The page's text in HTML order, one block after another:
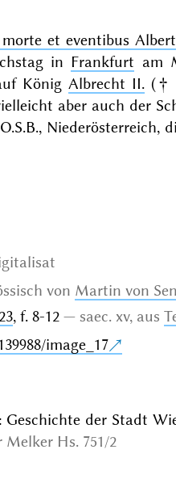
morte et eventibus
in Frankfurt am
KönigAlbrecht II. (†
aber auch der
Niederösterreich,
von Martin von
, f. 8-12 saec. xv, aus
image_17
der Stadt
Melker Hs. 751/2